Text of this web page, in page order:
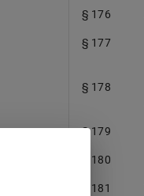
§ 176
§ 177
§ 178
§ 179
§ 180
§ 181